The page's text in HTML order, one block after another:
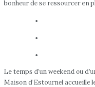
bonheur de se ressourcer en
Le temps d’un weekend ou
Maison d’Estournel accueille